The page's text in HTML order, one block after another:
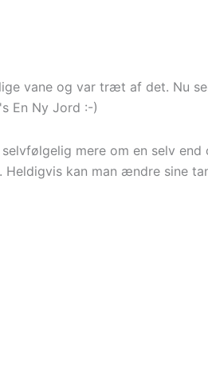
vane og var træt af det. Nu
En Ny Jord :-)
mere om en selv
kan man ændre sine